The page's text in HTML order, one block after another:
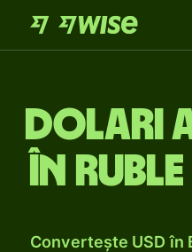
Dolari
în
Convertește USD în